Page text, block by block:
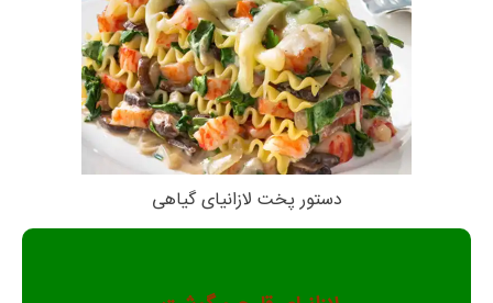
دستور پخت لازانیای گیاهی